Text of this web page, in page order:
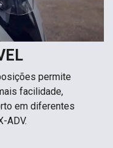
permite
facilidade,
em diferentes
ADV.